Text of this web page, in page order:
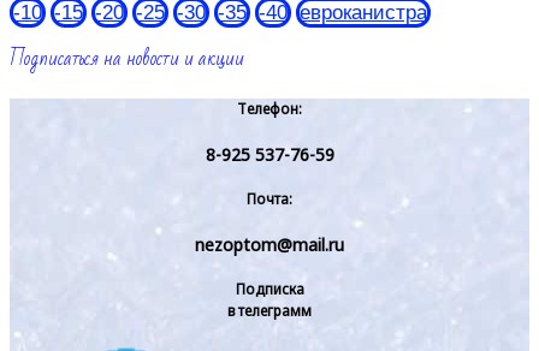
-10 -15 -20 -25 -30 -35 -40 евроканистра
Подписаться на новости и акции
Телефон:
8-925 537-76-59
Почта:
nezoptom@mail.ru
Подписка
в телеграмм